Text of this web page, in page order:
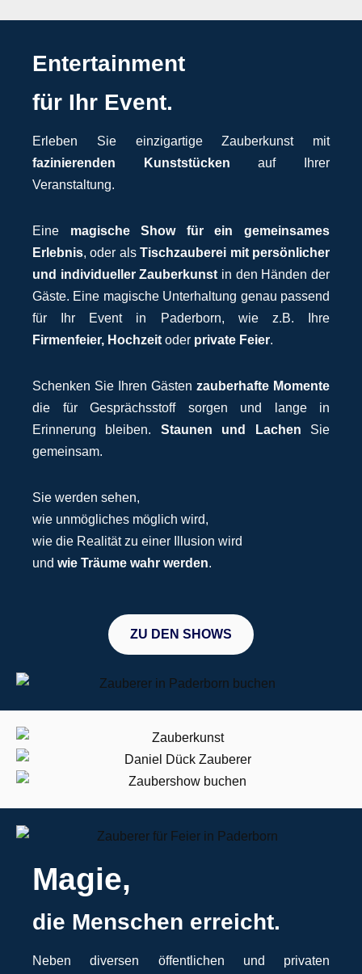
Entertainment
für Ihr Event.
Erleben Sie einzigartige Zauberkunst mit
fazinierenden Kunststücken auf Ihrer
Veranstaltung.
Eine magische Show für ein gemeinsames
Erlebnis, oder alsTischzauberei mit persönlicher
und individueller Zauberkunst in den Händen der
Gäste. Eine magische Unterhaltung genau passend
für Ihr Event in Paderborn, wie z.B. Ihre
Firmenfeier, Hochzeit oder private Feier.
Schenken Sie Ihren Gästen zauberhafte Momente
die für Gesprächsstoff sorgen und lange in
Erinnerung bleiben. Staunen und Lachen Sie
gemeinsam.
Sie werden sehen,
wie unmögliches möglich wird,
wie die Realität zu einer Illusion wird
und wie Träume wahr werden.
ZU DEN SHOWS
Magie,
die Menschen erreicht.
Neben diversen öffentlichen und privaten